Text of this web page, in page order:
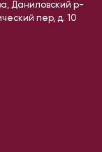
Даниловский р-
пер, д. 10